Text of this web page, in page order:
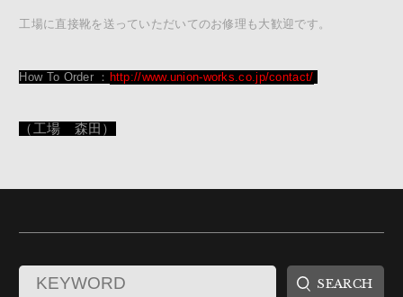
工場に直接靴を送っていただいてのお修理も大歓迎です。
How To Order ： http://www.union-works.co.jp/contact/
（工場 森田）